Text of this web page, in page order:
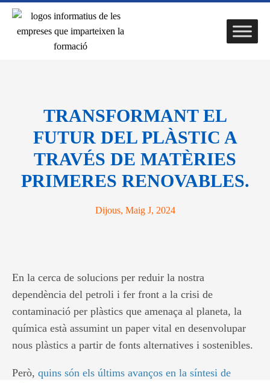
TRANSFORMANT EL
FUTUR DEL PLÀSTIC A
TRAVÉS DE MATÈRIES
PRIMERES RENOVABLES.
Dijous, Maig J, 2024
En la cerca de solucions per reduir la nostra
dependència del petroli i fer front a la crisi de
contaminació per plàstics que amenaça al planeta, la
química està assumint un paper vital en desenvolupar
nous plàstics a partir de fonts alternatives i sostenibles.
Però, quins són els últims avanços en la síntesi de